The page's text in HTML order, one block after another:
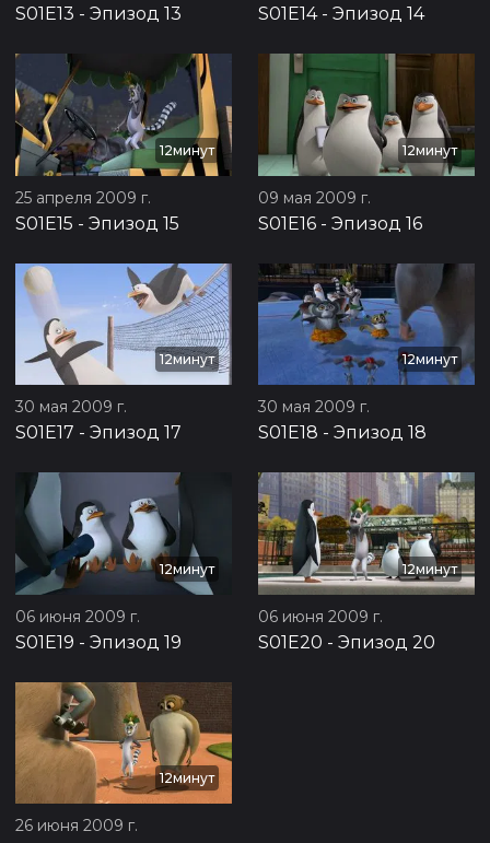
S01E13 - Эпизод 13 S01E14- Эпизод 14
12минут
25 апреля 2009 г.
S01E15 - Эпизод 15
12минут
09 мая 2009 г.
S01E16 - Эпизод 16
12минут
30 мая 2009 г.
S01E17 - Эпизод 17
12минут
30 мая 2009 г.
S01E18 - Эпизод 18
12минут
06 июня 2009 г.
S01E19 - Эпизод 19
12минут
06 июня 2009 г.
S01E20 - Эпизод 20
12минут
26 июня 2009 г.